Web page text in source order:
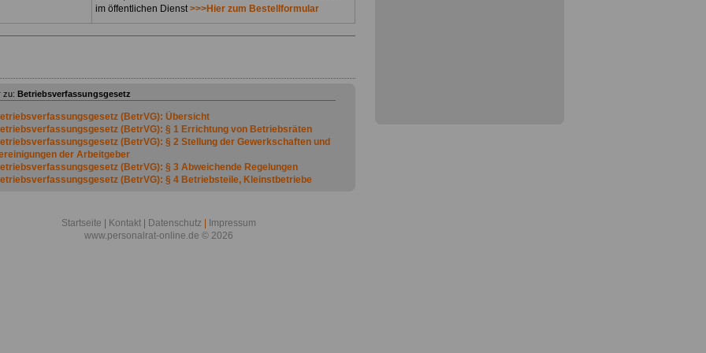
im öffentlichen Dienst>>>Hier zum Bestellformular
zu: Betriebsverfassungsgesetz
(BetrVG): Übersicht
(BetrVG): § 1 Errichtung von Betriebsräten
(BetrVG): § 2 Stellung der Gewerkschaften und
der Arbeitgeber
(BetrVG): § 3 Abweichende Regelungen
(BetrVG): § 4 Betriebsteile, Kleinstbetriebe
(BetrVG): § 7 Wahlberechtigung
(BetrVG): § 8 Wählbarkeit
(BetrVG): § 9 Zahl der Betriebsratsmitglieder *)
Startseite Kontakt Datenschutz
Impressum
www.personalrat-online.de © 2026